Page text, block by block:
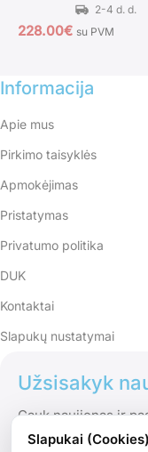
228.00€ su PVM
Informacija
Apie mus
Pirkimo taisyklės
Apmokėjimas
Pristatymas
Privatumo politika
DUK
Kontaktai
Slapukų nustatymai
Užsisakyk
Gauk naujienas ir
Slapukai (Cookies)